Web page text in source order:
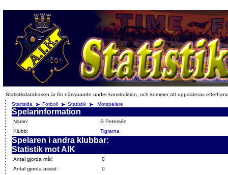
Statistikdatabasen är för närvarande under konstruktion, och kommer att uppdateras
Startsida
Fotboll Statistik Motspelare
Spelarinformation
Namn:
S Petersén
Klubb:
Tigrarna
Spelaren i andra klubbar:
Statistik mot AIK
Antal gjorda mål:
0
Antal gjorda assist:
0